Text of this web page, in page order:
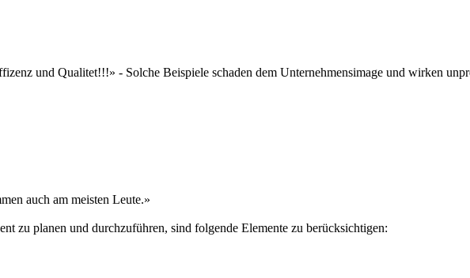
und Qualitet!!!» - Solche Beispiele schaden dem Unternehmensimage und wirken
auch am meisten Leute.»
zu planen und durchzuführen, sind folgende Elemente zu berücksichtigen: